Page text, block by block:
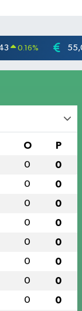
0.16%
O P
0 0
0 0
0 0
0 0
0 0
0 0
0 0
0 0